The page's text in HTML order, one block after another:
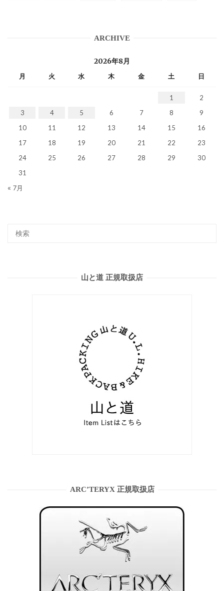
ARCHIVE
2026年8月
月 火 水 木 金 土 日
1
2
3
4 5 6 7 8
9
10
11 12 13 14 15
16
17
18 19 20 21 22
23
24
25 26 27 28 29
30
31
« 7月
山と道 正規取扱店
ARC’TERYX 正規取扱店